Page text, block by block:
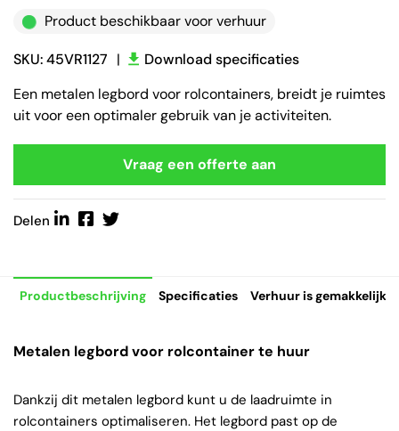
Product beschikbaar voor verhuur
SKU: 45VR1127 |
Download specificaties
Een metalen legbord voor rolcontainers, breidt je ruimtes
uit voor een optimaler gebruik van je activiteiten.
Vraag een offerte aan
Delen
Productbeschrijving Specificaties Verhuur is gemakkelijk
Metalen legbord voor rolcontainer te huur
Dankzij dit metalen legbord kunt u de laadruimte in
rolcontainers optimaliseren. Het legbord past op de